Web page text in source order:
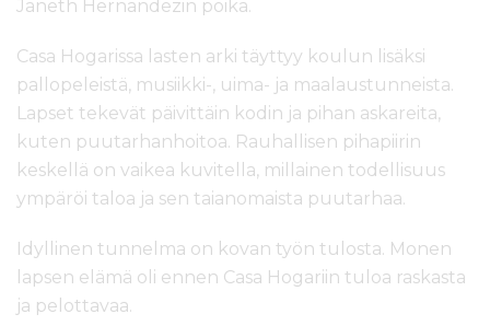
Janeth Hernandezin poika.
Casa Hogarissa lasten arki täyttyy koulun lisäksi
pallopeleistä, musiikki-, uima- ja maalaustunneista.
Lapset tekevät päivittäin kodin ja pihan askareita,
kuten puutarhanhoitoa. Rauhallisen pihapiirin
keskellä on vaikea kuvitella, millainen todellisuus
ympäröi taloa ja sen taianomaista puutarhaa.
Idyllinen tunnelma on kovan työn tulosta. Monen
lapsen elämä oli ennen Casa Hogariin tuloa raskasta
ja pelottavaa.